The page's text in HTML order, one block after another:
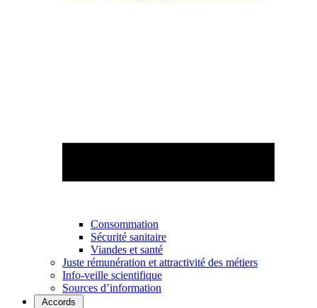
Consommation
Sécurité sanitaire
Viandes et santé
Juste rémunération et attractivité des métiers
Info-veille scientifique
Sources d’information
Accords